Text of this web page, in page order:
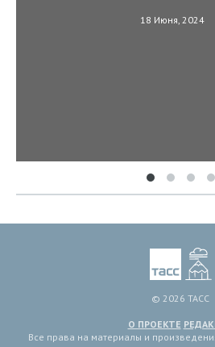
18 Июня, 2024
© 2026 ТАСС
О ПРОЕКТЕ
Все права на материалы и